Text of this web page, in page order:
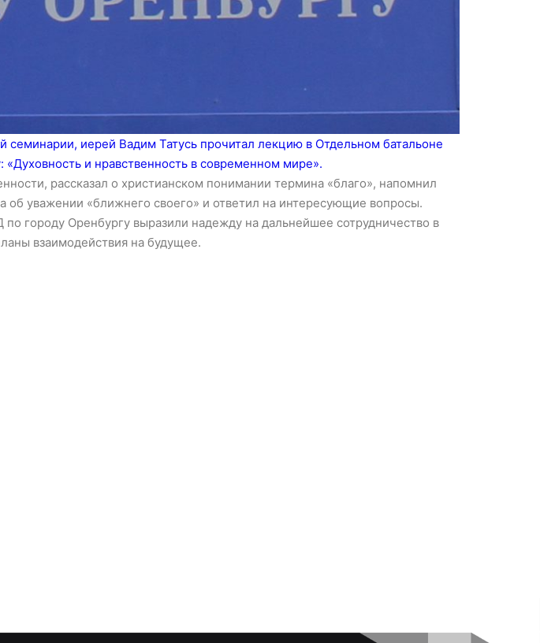
семинарии, иерей Вадим Татусь прочитал лекцию в Отдельном батальоне
и нравственность в современном мире».
рассказал о христианском понимании термина «благо», напомнил
уважении «ближнего своего» и ответил на интересующие вопросы.
городу Оренбургу выразили надежду на дальнейшее сотрудничество в
взаимодействия на будущее.